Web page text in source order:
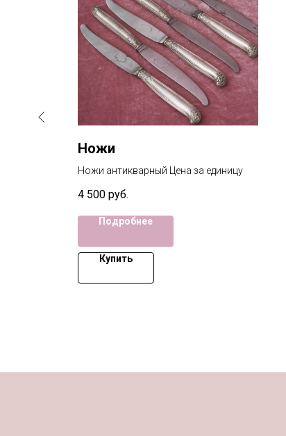
Ножи
Ножи антикварный Цена за единицу
4 500 руб.
Подробнее
Купить